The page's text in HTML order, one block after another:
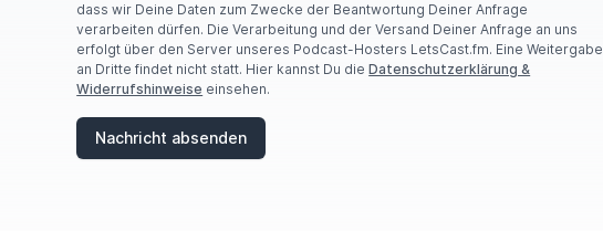
dass wir Deine Daten zum Zwecke der Beantwortung Deiner Anfrage
verarbeiten dürfen. Die Verarbeitung und der Versand Deiner Anfrage an uns
erfolgt über den Server unseres Podcast-Hosters LetsCast.fm. Eine Weitergabe
an Dritte findet nicht statt. Hier kannst Du dieDatenschutzerklärung &
Widerrufshinweise einsehen.
Nachricht absenden